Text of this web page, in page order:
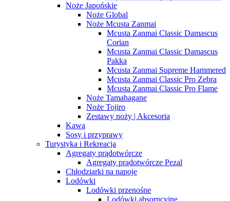
Noże Japońskie
Noże Global
Noże Mcusta Zanmai
Mcusta Zanmai Classic Damascus
Corian
Mcusta Zanmai Classic Damascus
Pakka
Mcusta Zanmai Supreme Hammered
Mcusta Zanmai Classic Pro Zebra
Mcusta Zanmai Classic Pro Flame
Noże Tamahagane
Noże Tojiro
Zestawy noży | Akcesoria
Kawa
Sosy i przyprawy
Turystyka i Rekreacja
Agregaty prądotwórcze
Agregaty prądotwórcze Pezal
Chłodziarki na napoje
Lodówki
Lodówki przenośne
Lodówki absorpcyjne